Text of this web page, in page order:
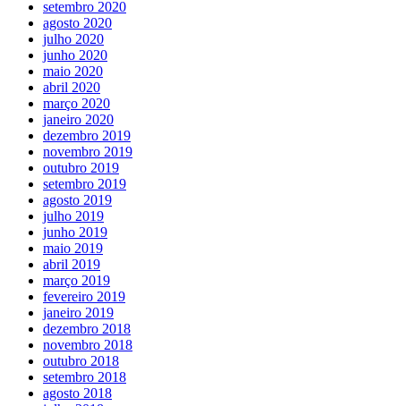
setembro 2020
agosto 2020
julho 2020
junho 2020
maio 2020
abril 2020
março 2020
janeiro 2020
dezembro 2019
novembro 2019
outubro 2019
setembro 2019
agosto 2019
julho 2019
junho 2019
maio 2019
abril 2019
março 2019
fevereiro 2019
janeiro 2019
dezembro 2018
novembro 2018
outubro 2018
setembro 2018
agosto 2018